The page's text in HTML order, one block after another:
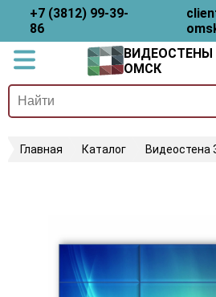
+7 (3812) 99-39-
86
ВИДЕОСТЕНЫ
ОМСК
Главная Каталог Видеостена